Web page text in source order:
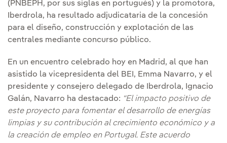
(PNBEPH, por sus siglas en portugués) y la promotora,
Iberdrola, ha resultado adjudicataria de la concesión
para el diseño, construcción y explotación de las
centrales mediante concurso público.
En un encuentro celebrado hoy en Madrid, al que han
asistido la vicepresidenta del BEI, Emma Navarro, y el
presidente y consejero delegado de Iberdrola, Ignacio
Galán, Navarro ha destacado: “El impacto positivo de
este proyecto para fomentar el desarrollo de energías
limpias y su contribución al crecimiento económico y a
la creación de empleo en Portugal. Este acuerdo